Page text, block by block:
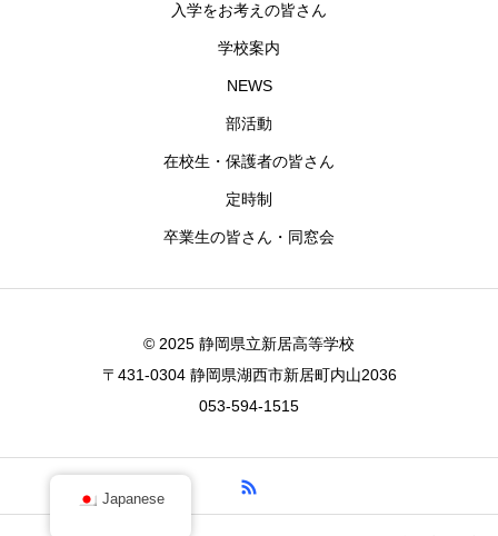
入学をお考えの皆さん
学校案内
NEWS
部活動
在校生・保護者の皆さん
定時制
卒業生の皆さん・同窓会
© 2025 静岡県立新居高等学校
〒431-0304 静岡県湖西市新居町内山2036
053-594-1515
Japanese